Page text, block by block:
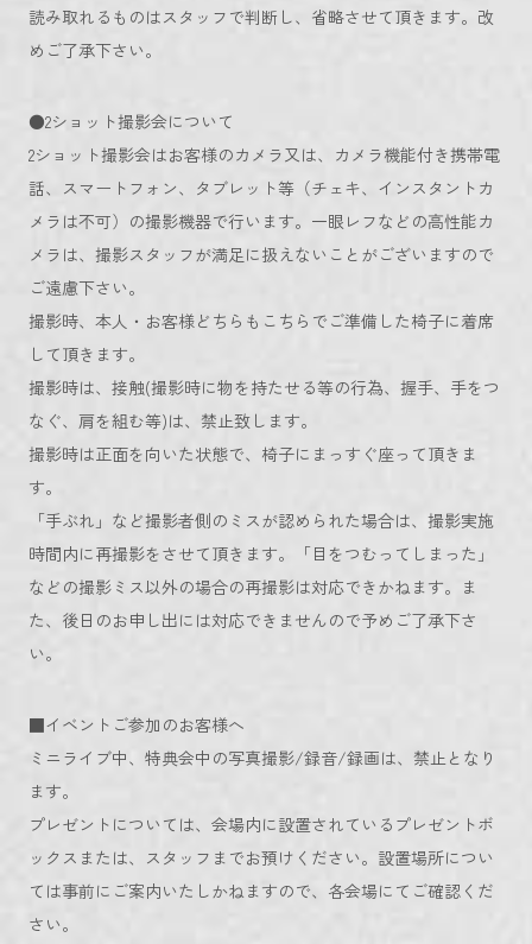
読み取れるものはスタッフで判断し、省略させて頂きます。改
めご了承下さい。
●2ショット撮影会について
2ショット撮影会はお客様のカメラ又は、カメラ機能付き携帯電
話、スマートフォン、タブレット等（チェキ、インスタントカ
メラは不可）の撮影機器で行います。一眼レフなどの高性能カ
メラは、撮影スタッフが満足に扱えないことがございますので
ご遠慮下さい。
撮影時、本人・お客様どちらもこちらでご準備した椅子に着席
して頂きます。
撮影時は、接触(撮影時に物を持たせる等の行為、握手、手をつ
なぐ、肩を組む等)は、禁止致します。
撮影時は正面を向いた状態で、椅子にまっすぐ座って頂きま
す。
「手ぶれ」など撮影者側のミスが認められた場合は、撮影実施
時間内に再撮影をさせて頂きます。「目をつむってしまった」
などの撮影ミス以外の場合の再撮影は対応できかねます。ま
た、後日のお申し出には対応できませんので予めご了承下さ
い。
■イベントご参加のお客様へ
ミニライブ中、特典会中の写真撮影/録音/録画は、禁止となり
ます。
プレゼントについては、会場内に設置されているプレゼントボ
ックスまたは、スタッフまでお預けください。設置場所につい
ては事前にご案内いたしかねますので、各会場にてご確認くだ
さい。